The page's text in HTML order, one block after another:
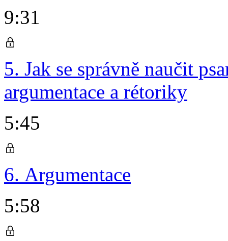
9:31
5. Jak se správně naučit
argumentace a rétoriky
5:45
6. Argumentace
5:58